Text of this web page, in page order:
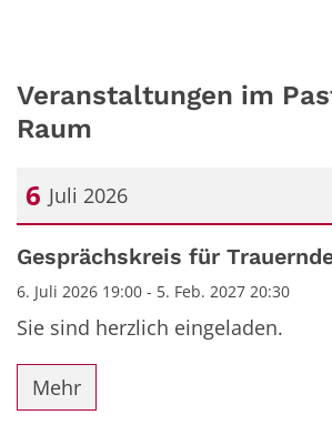
Veranstaltungen im
Raum
6 Juli 2026
Datum: 6. Juli 2026
Gesprächskreis für
6. Juli 2026 19:00 - 5. Feb. 2027 20:30
Sie sind herzlich eingeladen.
Mehr